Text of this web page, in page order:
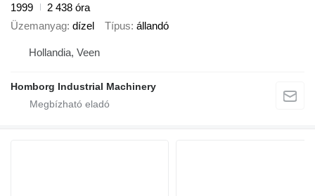
1999
2 438 óra
Üzemanyag dízel Típus állandó
Hollandia, Veen
Homborg Industrial Machinery